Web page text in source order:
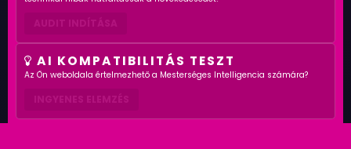
AI KOMPATIBILITÁS TESZT
Az Ön weboldala értelmezhető a Mesterséges Intelligencia számára?